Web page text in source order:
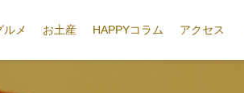
ルメ お土産 HAPPYコラム アクセス